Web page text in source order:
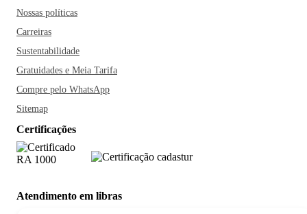
Nossas políticas
Carreiras
Sustentabilidade
Gratuidades e Meia Tarifa
Compre pelo WhatsApp
Sitemap
Certificações
Atendimento em libras